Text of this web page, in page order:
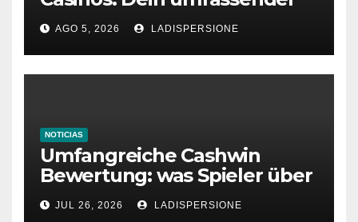
Ratgeber für moderne
Glücksspielplattformen
AGO 5, 2026 LADISPERSIONE
NOTICIAS
Umfangreiche Cashwin
Bewertung: was Spieler über
dieses Casino denken
JUL 26, 2026 LADISPERSIONE